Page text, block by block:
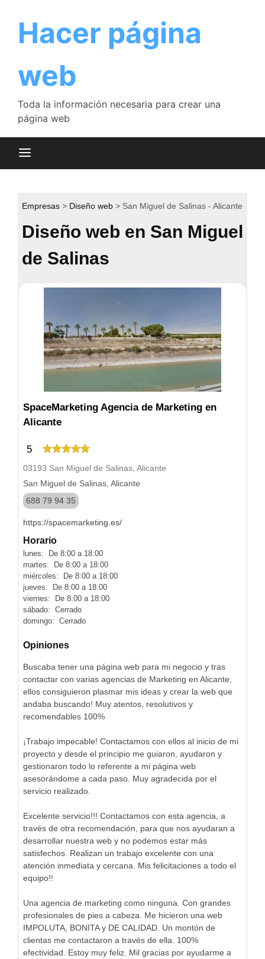
contenido
Hacer página
web
Toda la información necesaria para crear una
página web
Empresas Diseño web San Miguel de Salinas - Alicante
Diseño web en San Miguel
de Salinas
SpaceMarketing Agencia de Marketing en
Alicante
5
03193 San Miguel de Salinas, Alicante
San Miguel de Salinas, Alicante
688 79 94 35
https://spacemarketing.es/
Horario
lunes: De 8:00 a 18:00
martes: De 8:00 a 18:00
miércoles: De 8:00 a 18:00
jueves: De 8:00 a 18:00
viernes: De 8:00 a 18:00
sábado: Cerrado
domingo: Cerrado
Opiniones
Buscaba tener una página web para mi negocio y tras
contactar con varias agencias de Marketing en Alicante,
ellos consiguieron plasmar mis ideas y crear la web que
andaba buscando! Muy atentos, resolutivos y
recomendables 100%
¡Trabajo impecable! Contactamos con ellos al inicio de mi
proyecto y desde el principio me guiaron, ayudaron y
gestionaron todo lo referente a mi página web
asesorándome a cada paso. Muy agradecida por el
servicio realizado.
Excelente servicio!!! Contactamos con esta agencia, a
través de otra recomendación, para que nos ayudaran a
desarrollar nuestra web y no podemos estar más
satisfechos. Realizan un trabajo excelente con una
atención inmediata y cercana. Mis felicitaciones a todo el
equipo!!
Una agencia de marketing como ninguna. Con grandes
profesionales de pies a cabeza. Me hicieron una web
IMPOLUTA, BONITA y DE CALIDAD. Un montón de
clientas me contactaron a través de ella. 100%
efectividad. Estoy muy feliz. Mil gracias por ayudarme a